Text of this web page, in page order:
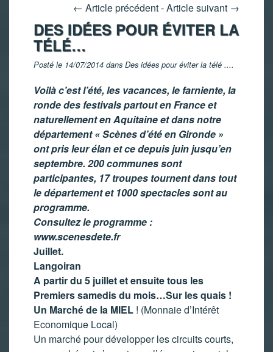
← Article précédent-Article suivant →
DES IDÉES POUR ÉVITER LA
TÉLÉ…
Posté le 14/07/2014 dans Des idées pour éviter la télé ....
Voilà c’est l’été, les vacances, le farniente, la
ronde des festivals partout en France et
naturellement en Aquitaine et dans notre
département « Scènes d’été en Gironde »
ont pris leur élan et ce depuis juin jusqu’en
septembre. 200 communes sont
participantes, 17 troupes tournent dans tout
le département et 1000 spectacles sont au
programme.
Consultez le programme :
www.scenesdete.fr
Juillet.
Langoiran
A partir du 5 juillet et ensuite tous les
Premiers samedis du mois…Sur les quais !
Un Marché de la MIEL ! (Monnaie d’Intérêt
Economique Local)
Un marché pour développer les circuits courts,